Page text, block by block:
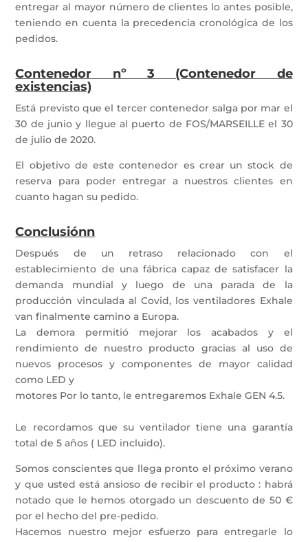
entregar al mayor número de clientes lo antes posible,
teniendo en cuenta la precedencia cronológica de los
pedidos.
Contenedor nº 3 (Contenedor de
existencias)
Está previsto que el tercer contenedor salga por mar el
30 de junio y llegue al puerto de FOS/MARSEILLE el 30
de julio de 2020.
El objetivo de este contenedor es crear un stock de
reserva para poder entregar a nuestros clientes en
cuanto hagan su pedido.
Conclusiónn
Después de un retraso relacionado con el
establecimiento de una fábrica capaz de satisfacer la
demanda mundial y luego de una parada de la
producción vinculada al Covid, los ventiladores Exhale
van finalmente camino a Europa.
La demora permitió mejorar los acabados y el
rendimiento de nuestro producto gracias al uso de
nuevos procesos y componentes de mayor calidad
como LED y
motores Por lo tanto, le entregaremos Exhale GEN 4.5.
Le recordamos que su ventilador tiene una garantía
total de 5 años ( LED incluido).
Somos conscientes que llega pronto el próximo verano
y que usted está ansioso de recibir el producto : habrá
notado que le hemos otorgado un descuento de 50 €
por el hecho del pre-pedido.
Hacemos nuestro mejor esfuerzo para entregarle lo